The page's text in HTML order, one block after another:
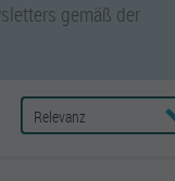
gemäß der